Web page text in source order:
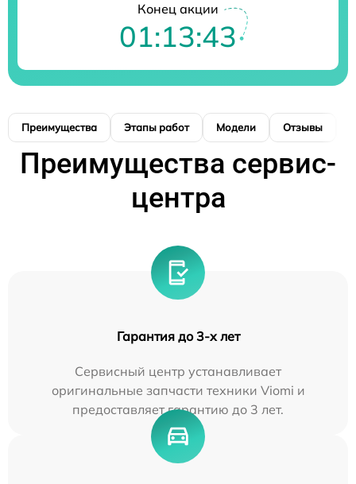
Конец акции
01:13:43
Преимущества Этапы работ Модели Отзывы
Преимущества сервис-
центра
Гарантия до 3-х лет
Сервисный центр устанавливает
оригинальные запчасти техники Viomi и
предоставляет гарантию до 3 лет.